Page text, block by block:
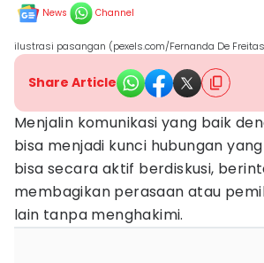
News Channel
ilustrasi pasangan (pexels.com/Fernanda De
Share Article
Menjalin komunikasi yang baik
bisa menjadi kunci hubungan
bisa secara aktif berdiskusi,
membagikan perasaan atau
lain tanpa menghakimi.